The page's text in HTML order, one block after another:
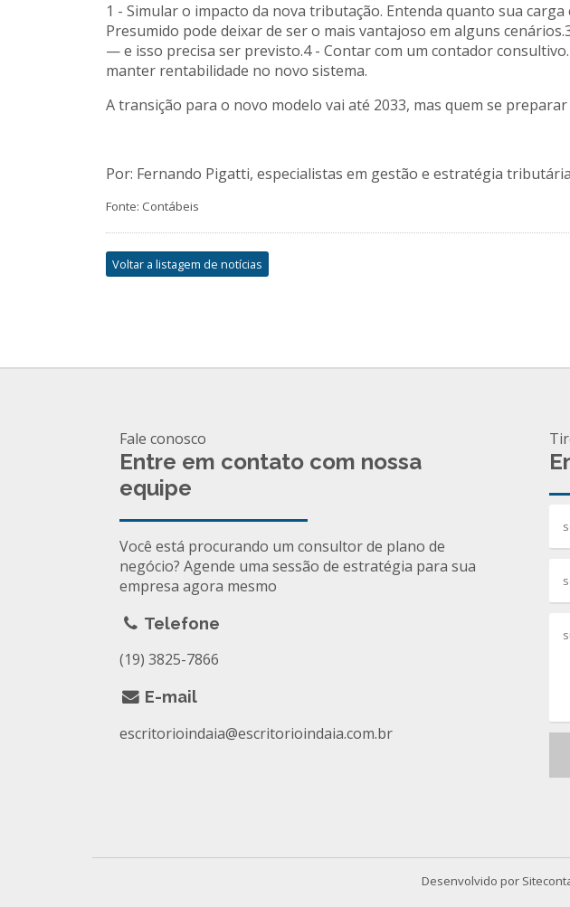
1 - Simular o impacto da nova tributação. Entenda quanto sua
Presumido pode deixar de ser o mais vantajoso em alguns
— e isso precisa ser previsto.4 - Contar com um contador
manter rentabilidade no novo sistema.
A transição para o novo modelo vai até 2033, mas quem se
Por: Fernando Pigatti, especialistas em gestão e estratégia
Fonte: Contábeis
Voltar a listagem de notícias
Fale conosco
Entre em contato com nossa
equipe
Você está procurando um consultor de plano de
negócio? Agende uma sessão de estratégia para sua
empresa agora mesmo
Telefone
(19) 3825-7866
E-mail
escritorioindaia@escritorioindaia.com.br
Desenvolvido por